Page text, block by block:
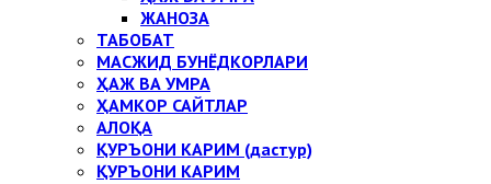
ЖАНОЗА
ТАБОБАТ
МАСЖИД БУНЁДКОРЛАРИ
ҲАЖ ВА УМРА
ҲАМКОР САЙТЛАР
АЛОҚА
ҚУРЪОНИ КАРИМ (дастур)
ҚУРЪОНИ КАРИМ